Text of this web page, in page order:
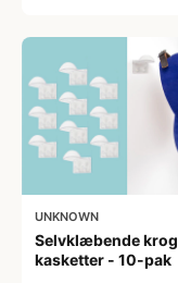
UNKNOWN
Selvklæbende
kasketter - 10-pak